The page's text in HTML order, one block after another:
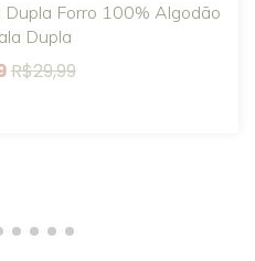
Forro 100% Algodão
Dupla
R$29,99